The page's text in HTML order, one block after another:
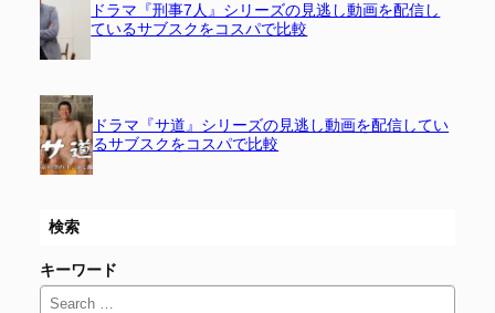
ドラマ『刑事7人』シリーズの見逃し動画を配信し
ているサブスクをコスパで比較
ドラマ『サ道』シリーズの見逃し動画を配信してい
るサブスクをコスパで比較
検索
キーワード